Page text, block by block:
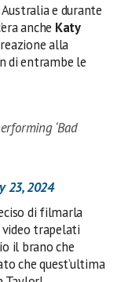
e durante
anche Katy
alla
di entrambe le
‘Bad
23, 2024
di filmarla
video trapelati
il brano che
che quest’ultima